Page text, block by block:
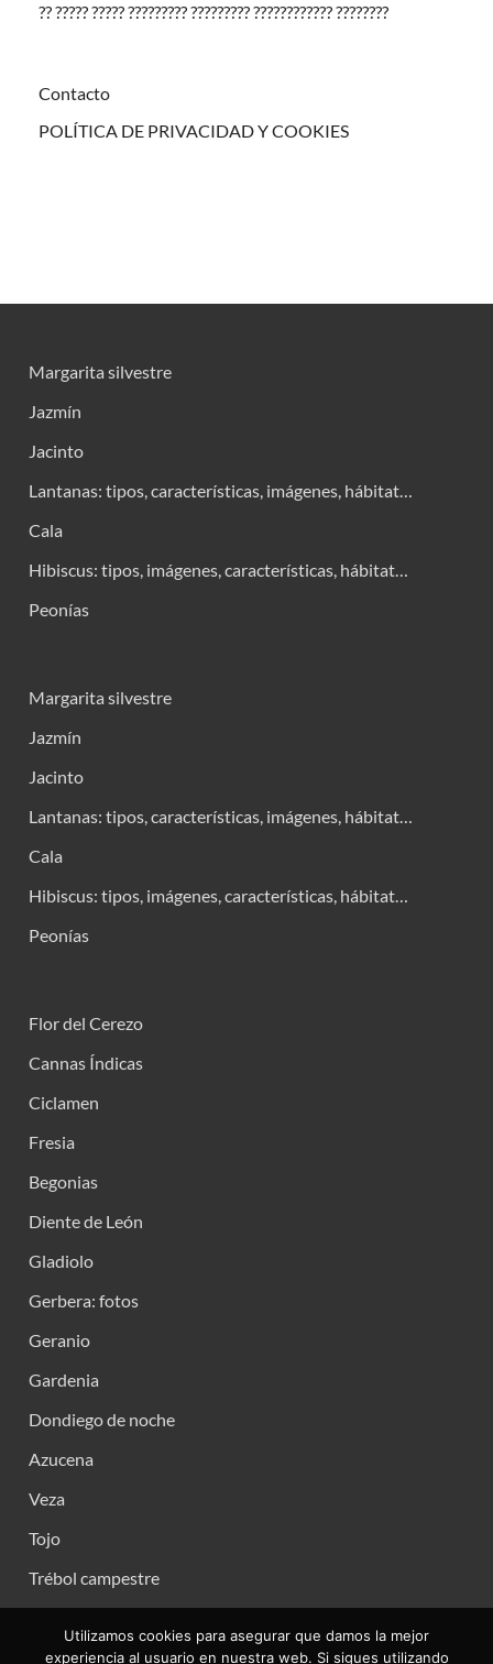
?? ????? ????? ????????? ????????? ???????????? ????????
Contacto
POLÍTICA DE PRIVACIDAD Y COOKIES
Margarita silvestre
Jazmín
Jacinto
Lantanas: tipos, características, imágenes, hábitat…
Cala
Hibiscus: tipos, imágenes, características, hábitat…
Peonías
Margarita silvestre
Jazmín
Jacinto
Lantanas: tipos, características, imágenes, hábitat…
Cala
Hibiscus: tipos, imágenes, características, hábitat…
Peonías
Flor del Cerezo
Cannas Índicas
Ciclamen
Fresia
Begonias
Diente de León
Gladiolo
Gerbera: fotos
Geranio
Gardenia
Dondiego de noche
Azucena
Veza
Tojo
Trébol campestre
Utilizamos cookies para asegurar que damos la mejor
experiencia al usuario en nuestra web. Si sigues utilizando